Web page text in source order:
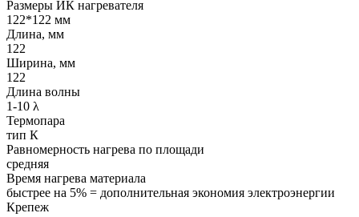
Размеры ИК нагревателя
122*122 мм
Длина, мм
122
Ширина, мм
122
Длина волны
1-10 λ
Термопара
тип К
Равномерность нагрева по площади
средняя
Время нагрева материала
быстрее на 5% = дополнительная экономия электроэнергии
Крепеж